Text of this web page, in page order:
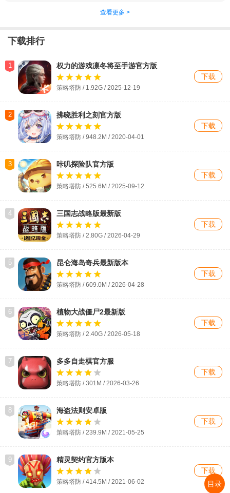
查看更多 >
下载排行
1 权力的游戏凛冬将至手游官方版
策略塔防 / 1.92G / 2025-12-19
下载
2 拂晓胜利之刻官方版
策略塔防 / 948.2M / 2020-04-01
下载
3 咔叽探险队官方版
策略塔防 / 525.6M / 2025-09-12
下载
4 三国志战略版最新版
策略塔防 / 2.80G / 2026-04-29
下载
5 昆仑海岛奇兵最新版本
策略塔防 / 609.0M / 2026-04-28
下载
6 植物大战僵尸2最新版
策略塔防 / 2.40G / 2026-05-18
下载
7 多多自走棋官方服
策略塔防 / 301M / 2026-03-26
下载
8 海盗法则安卓版
策略塔防 / 239.9M / 2021-05-25
下载
9 精灵契约官方版本
策略塔防 / 414.5M / 2021-06-02
下载
目录